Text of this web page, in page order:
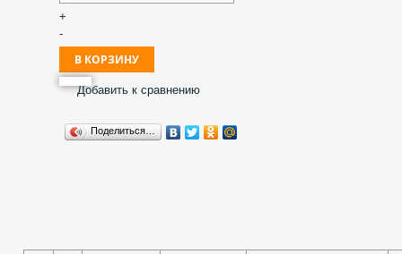
+
-
Добавить к сравнению
Поделиться…